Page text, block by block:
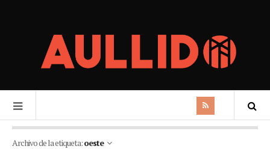
Archivo de la etiqueta:oeste